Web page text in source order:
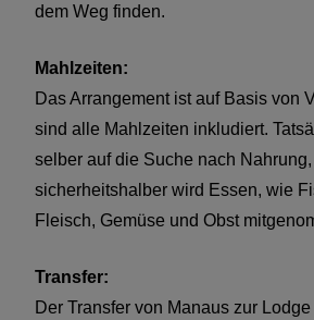
dem Weg finden.
Mahlzeiten:
Das Arrangement ist auf Basis von
sind alle Mahlzeiten inkludiert.
selber auf die Suche nach
sicherheitshalber wird Essen, wie
Fleisch, Gemüse und Obst
Transfer:
Der Transfer von Manaus zur